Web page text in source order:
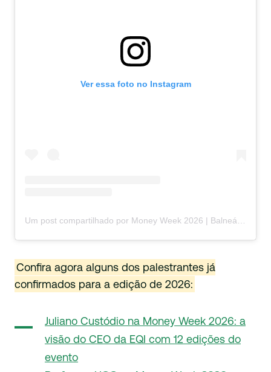
Ver essa foto no Instagram
Confira agora alguns dos palestrantes já
confirmados para a edição de 2026:
Juliano Custódio na Money Week 2026: a
visão do CEO da EQI com 12 edições do
evento